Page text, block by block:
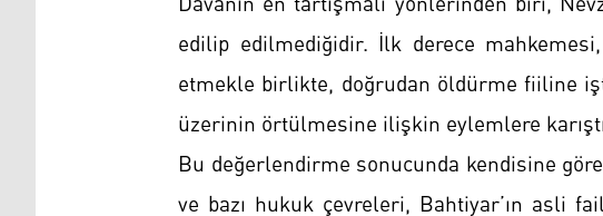
edilip edilmediğidir. İlk derece
etmekle birlikte, doğrudan öldürme fiiline
üzerinin örtülmesine ilişkin eylemlere
Bu değerlendirme sonucunda kendisine
ve bazı hukuk çevreleri, Bahtiyar’ın asli